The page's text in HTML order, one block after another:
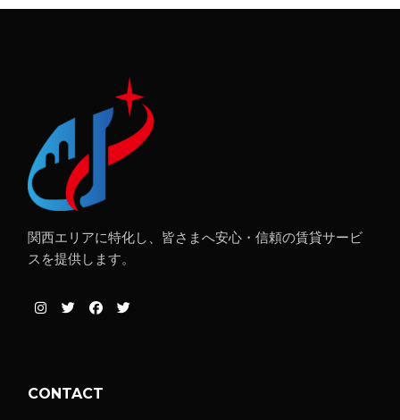
関西エリアに特化し、皆さまへ安心・信頼の賃貸サービ
スを提供します。
CONTACT